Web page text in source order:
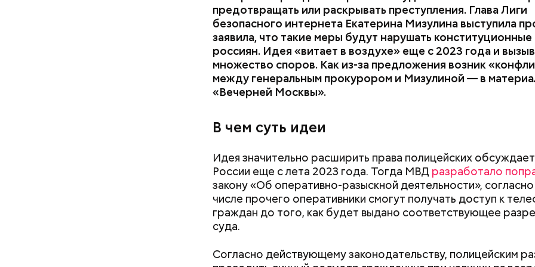
предотвращать или раскрывать преступления. Глава Лиги
безопасного интернета Екатерина Мизулина выступила
заявила, что такие меры будут нарушать конституционные
россиян. Идея «витает в воздухе» еще с 2023 года и
множество споров. Как из-за предложения возник
между генеральным прокурором и Мизулиной — в
«Вечерней Москвы».
В чем суть идеи
Идея значительно расширить права полицейских
России еще с лета 2023 года. Тогда МВД разработало
закону «Об оперативно-разыскной деятельности»,
числе прочего оперативники смогут получать доступ к
граждан до того, как будет выдано соответствующее
суда.
Согласно действующему законодательству, полицейским
Гусейн Гасанов на момент начала расследования
Узнав о своем заочном аресте, блогер заявил, что ни в чем не
миллионов рублей.
о звездном
Тлиашиновой
Карапетян
из ОАЭ